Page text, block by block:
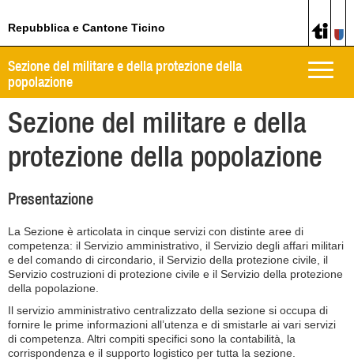
Repubblica e Cantone Ticino
Toggle
Sezione del militare e della protezione della
popolazione
Sezione del militare e della
protezione della popolazione
Presentazione
La Sezione è articolata in cinque servizi con distinte aree di
competenza: il Servizio amministrativo, il Servizio degli affari militari
e del comando di circondario, il Servizio della protezione civile, il
Servizio costruzioni di protezione civile e il Servizio della protezione
della popolazione.
Il servizio amministrativo centralizzato della sezione si occupa di
fornire le prime informazioni all’utenza e di smistarle ai vari servizi
di competenza. Altri compiti specifici sono la contabilità, la
corrispondenza e il supporto logistico per tutta la sezione.